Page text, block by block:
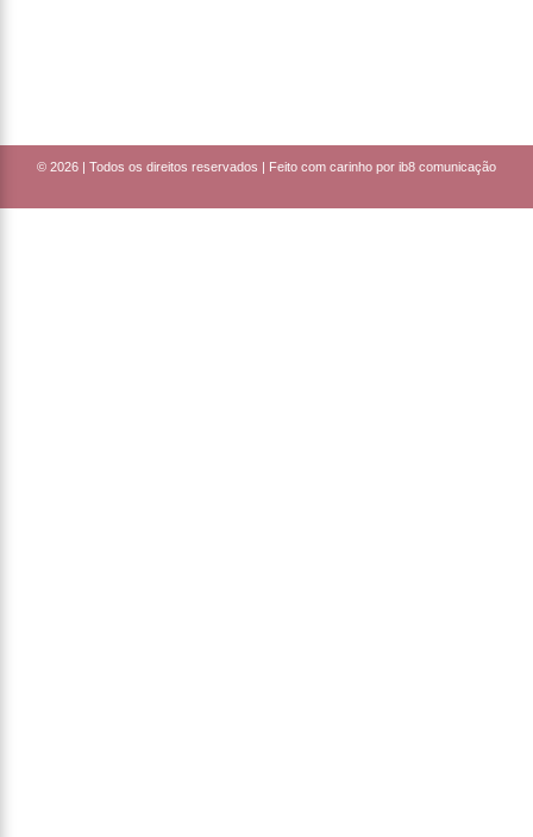
© 2026 | Todos os direitos reservados | Feito com carinho por ib8 comunicação